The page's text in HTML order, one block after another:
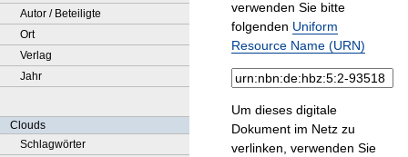
Autor / Beteiligte
Ort
Verlag
Jahr
Clouds
Schlagwörter
verwenden Sie bitte
folgenden Uniform
Resource Name (URN)
Um dieses digitale
Dokument im Netz zu
verlinken, verwenden Sie